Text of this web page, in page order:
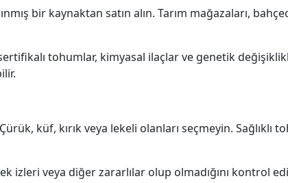
bir kaynaktan satın alın. Tarım mağazaları,
tohumlar, kimyasal ilaçlar ve genetik
küf, kırık veya lekeli olanları seçmeyin. Sağlıklı
izleri veya diğer zararlılar olup olmadığını kontrol